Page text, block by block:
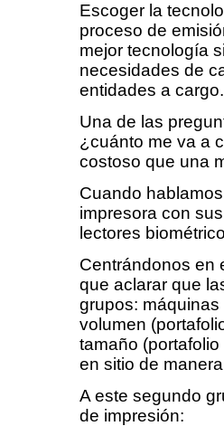
Escoger la
proceso de
mejor tecnología
necesidades de
entidades a
Una de las
¿cuánto me va a
costoso que una
Cuando
impresora con
lectores
Centrándonos en
que aclarar que
grupos:
volumen
tamaño
en sitio de
A este segundo
de impresión: